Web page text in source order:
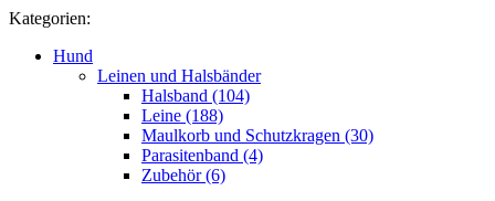
Kategorien:
Hund
Leinen und Halsbänder
Halsband (104)
Leine (188)
Maulkorb und Schutzkragen (30)
Parasitenband (4)
Zubehör (6)